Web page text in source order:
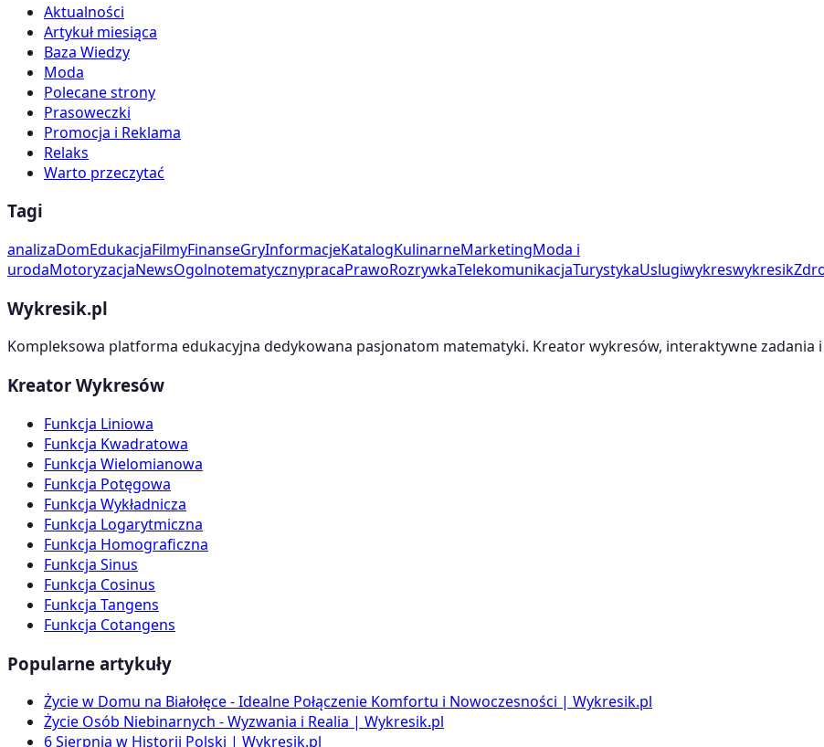
Aktualności
Artykuł miesiąca
Baza Wiedzy
Moda
Polecane strony
Prasoweczki
Promocja i Reklama
Relaks
Warto przeczytać
Tagi
analizaDomEdukacjaFilmyFinanseGryInformacjeKatalogKulinarneMarketingModa i
urodaMotoryzacjaNewsOgolnotematycznypracaPrawoRozrywkaTelekomunikacjaTurystykaUslugiwykreswykresik
Wykresik.pl
Kompleksowa platforma edukacyjna dedykowana pasjonatom matematyki. Kreator wykresów, interaktywne zadania
Kreator Wykresów
Funkcja Liniowa
Funkcja Kwadratowa
Funkcja Wielomianowa
Funkcja Potęgowa
Funkcja Wykładnicza
Funkcja Logarytmiczna
Funkcja Homograficzna
Funkcja Sinus
Funkcja Cosinus
Funkcja Tangens
Funkcja Cotangens
Popularne artykuły
Życie w Domu na Białołęce - Idealne Połączenie Komfortu i Nowoczesności | Wykresik.pl
Życie Osób Niebinarnych - Wyzwania i Realia | Wykresik.pl
6 Sierpnia w Historii Polski | Wykresik.pl